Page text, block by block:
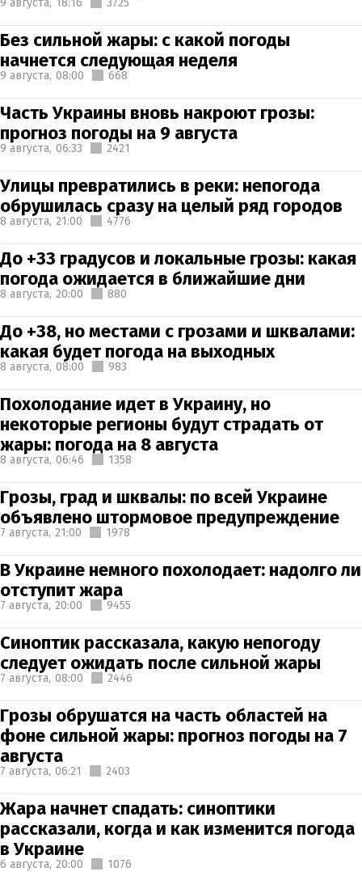
Без сильной жары: с какой погоды
начнется следующая неделя
9 августа, 08:00 668
Часть Украины вновь накроют грозы:
прогноз погоды на 9 августа
9 августа, 06:33 2421
Улицы превратились в реки: непогода
обрушилась сразу на целый ряд городов
8 августа, 21:00 4776
До +33 градусов и локальные грозы: какая
погода ожидается в ближайшие дни
8 августа, 20:00 880
До +38, но местами с грозами и шквалами:
какая будет погода на выходных
8 августа, 08:00 983
Похолодание идет в Украину, но
некоторые регионы будут страдать от
жары: погода на 8 августа
8 августа, 06:46 1358
Грозы, град и шквалы: по всей Украине
объявлено штормовое предупреждение
7 августа, 21:00 1978
В Украине немного похолодает: надолго ли
отступит жара
7 августа, 20:00 9455
Синоптик рассказала, какую непогоду
следует ожидать после сильной жары
7 августа, 08:00 2446
Грозы обрушатся на часть областей на
фоне сильной жары: прогноз погоды на 7
августа
7 августа, 06:21 2403
Жара начнет спадать: синоптики
рассказали, когда и как изменится погода
в Украине
6 августа, 20:00 1076